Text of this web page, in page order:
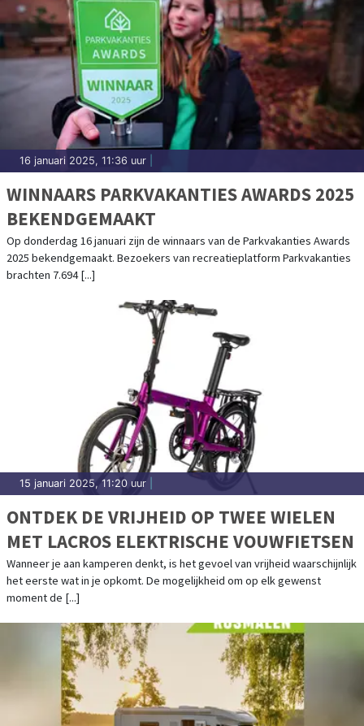
16 januari 2025, 11:36 uur
WINNAARS PARKVAKANTIES AWARDS 2025
BEKENDGEMAAKT
Op donderdag 16 januari zijn de winnaars van de Parkvakanties Awards
2025 bekendgemaakt. Bezoekers van recreatieplatform Parkvakanties
brachten 7.694 [...]
15 januari 2025, 11:20 uur
ONTDEK DE VRIJHEID OP TWEE WIELEN
MET LACROS ELEKTRISCHE VOUWFIETSEN
Wanneer je aan kamperen denkt, is het gevoel van vrijheid waarschijnlijk
het eerste wat in je opkomt. De mogelijkheid om op elk gewenst
moment de [...]